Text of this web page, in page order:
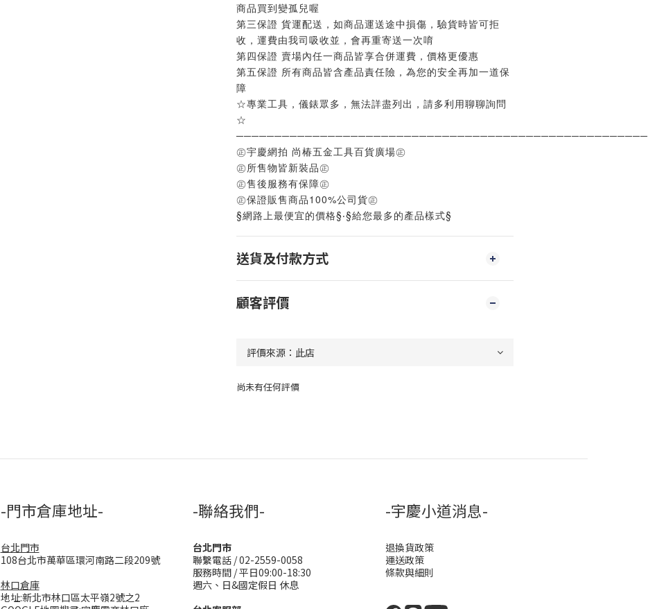
商品買到變孤兒喔
第三保證 貨運配送，如商品運送途中損傷，驗貨時皆可拒
收，運費由我司吸收並，會再重寄送一次唷
第四保證 賣場內任一商品皆享合併運費，價格更優惠
第五保證 所有商品皆含產品責任險，為您的安全再加一道保
障
☆專業工具，儀錶眾多，無法詳盡列出，請多利用聊聊詢問
☆
㊣宇慶網拍 尚椿五金工具百貨廣場㊣
㊣所售物皆新裝品㊣
㊣售後服務有保障㊣
㊣保證販售商品100%公司貨㊣
§網路上最便宜的價格§‧§給您最多的產品樣式§
送貨及付款方式
顧客評價
尚未有任何評價
-門市倉庫地址-
台北門市
108台北市萬華區環河南路二段209號
林口倉庫
地址:新北市林口區太平嶺2號之2
-聯絡我們-
台北門市
聯繫電話 / 02-2559-0058
服務時間 / 平日09:00-18:30
週六、日&國定假日 休息
-宇慶小道消息-
退換貨政策
運送政策
條款與細則